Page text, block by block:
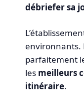
débriefer sa
environnants.
parfaitement
les meilleurs
itinéraire.